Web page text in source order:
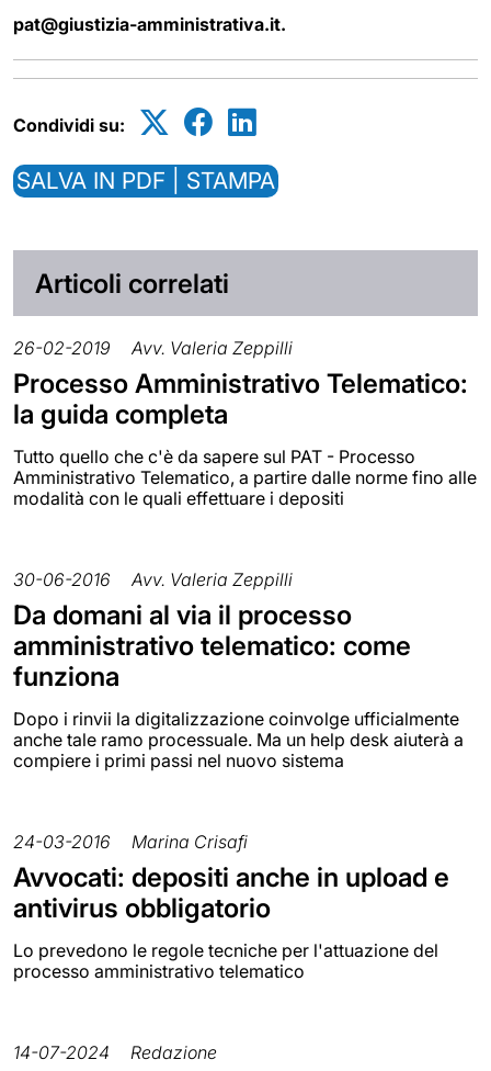
pat@giustizia-amministrativa.it.
Condividi su:
SALVA IN PDF | STAMPA
Articoli correlati
26-02-2019 Avv. Valeria Zeppilli
Processo Amministrativo Telematico:
la guida completa
Tutto quello che c'è da sapere sul PAT - Processo
Amministrativo Telematico, a partire dalle norme fino alle
modalità con le quali effettuare i depositi
30-06-2016 Avv. Valeria Zeppilli
Da domani al via il processo
amministrativo telematico: come
funziona
Dopo i rinvii la digitalizzazione coinvolge ufficialmente
anche tale ramo processuale. Ma un help desk aiuterà a
compiere i primi passi nel nuovo sistema
24-03-2016 Marina Crisafi
Avvocati: depositi anche in upload e
antivirus obbligatorio
Lo prevedono le regole tecniche per l'attuazione del
processo amministrativo telematico
14-07-2024 Redazione